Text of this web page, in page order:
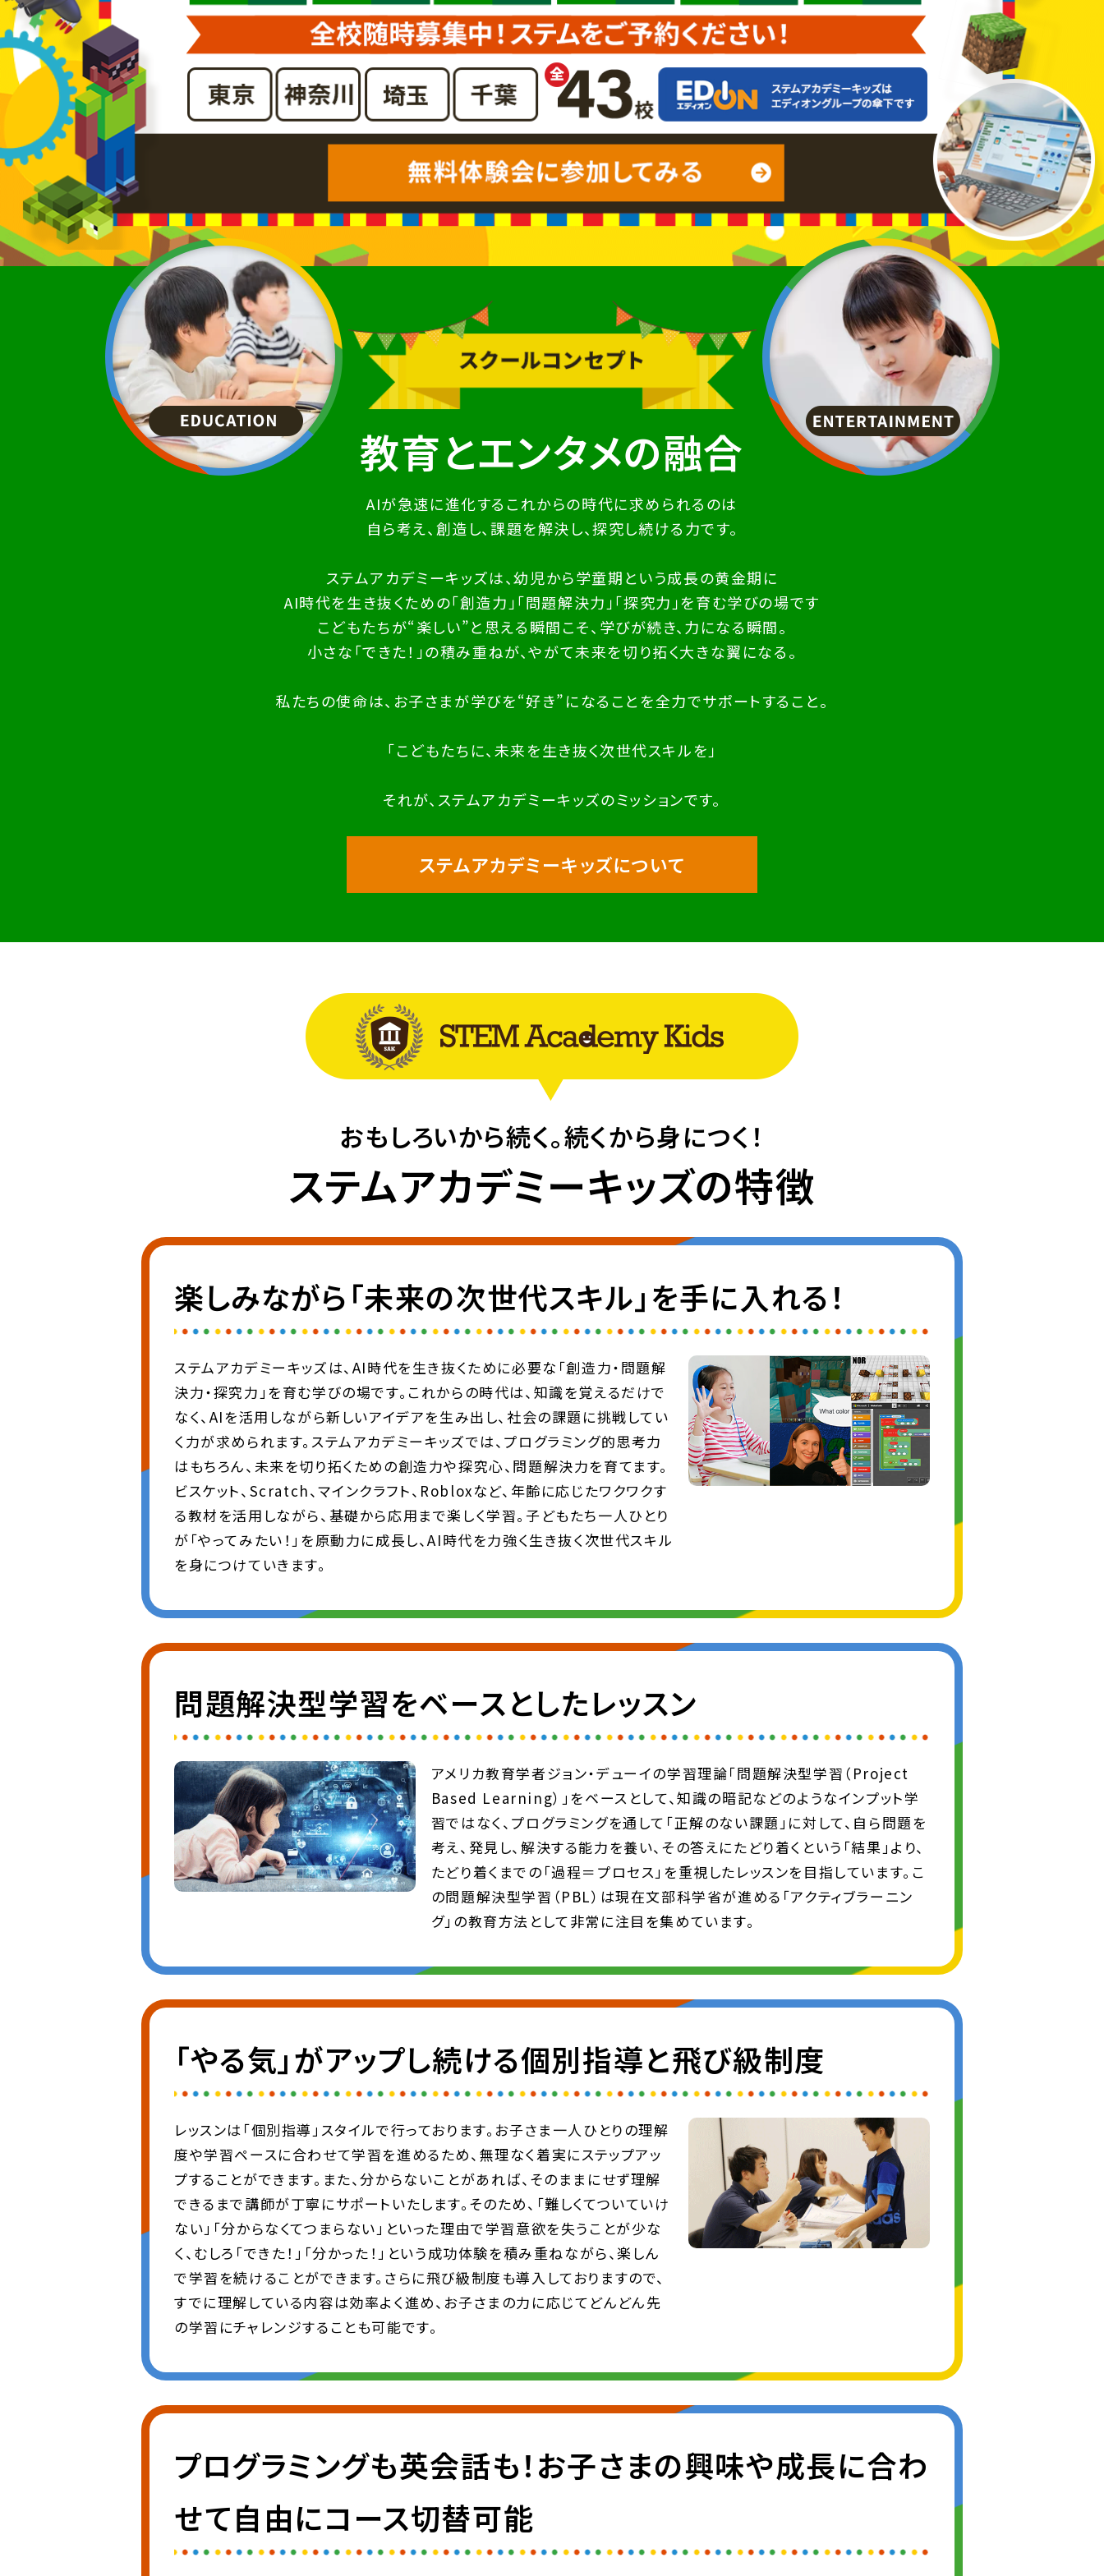
教育とエンタメの融合
AIが急速に進化するこれからの時代に求められるのは
自ら考え、創造し、課題を解決し、探究し続ける力です。
ステムアカデミーキッズは、幼児から学童期という成長の黄金期に
AI時代を生き抜くための「創造力」「問題解決力」「探究力」を育む学びの場です
こどもたちが“楽しい”と思える瞬間こそ、学びが続き、力になる瞬間。
小さな「できた！」の積み重ねが、やがて未来を切り拓く大きな翼になる。
私たちの使命は、お子さまが学びを“好き”になることを全力でサポートすること。
「こどもたちに、未来を生き抜く次世代スキルを」
それが、ステムアカデミーキッズのミッションです。
ステムアカデミーキッズについて
おもしろいから続く。続くから身につく！
ステムアカデミーキッズの特徴
楽しみながら「未来の次世代スキル」を手に入れる！
ステムアカデミーキッズは、AI時代を生き抜くために必要な「創造力・問題解
決力・探究力」を育む学びの場です。これからの時代は、知識を覚えるだけで
なく、AIを活用しながら新しいアイデアを生み出し、社会の課題に挑戦してい
く力が求められます。ステムアカデミーキッズでは、プログラミング的思考力
はもちろん、未来を切り拓くための創造力や探究心、問題解決力を育てます。
ビスケット、Scratch、マインクラフト、Robloxなど、年齢に応じたワクワクす
る教材を活用しながら、基礎から応用まで楽しく学習。子どもたち一人ひとり
が「やってみたい！」を原動力に成長し、AI時代を力強く生き抜く次世代スキル
を身につけていきます。
問題解決型学習をベースとしたレッスン
アメリカ教育学者ジョン・デューイの学習理論「問題解決型学習（Project
Based Learning）」をベースとして、知識の暗記などのようなインプット学
習ではなく、プログラミングを通して「正解のない課題」に対して、自ら問題を
考え、発見し、解決する能力を養い、その答えにたどり着くという「結果」より、
たどり着くまでの「過程＝プロセス」を重視したレッスンを目指しています。こ
の問題解決型学習（PBL）は現在文部科学省が進める「アクティブラーニン
グ」の教育方法として非常に注目を集めています。
「やる気」がアップし続ける個別指導と飛び級制度
レッスンは「個別指導」スタイルで行っております。お子さま一人ひとりの理解
度や学習ペースに合わせて学習を進めるため、無理なく着実にステップアッ
プすることができます。また、分からないことがあれば、そのままにせず理解
できるまで講師が丁寧にサポートいたします。そのため、「難しくてついていけ
ない」「分からなくてつまらない」といった理由で学習意欲を失うことが少な
く、むしろ「できた！」「分かった！」という成功体験を積み重ねながら、楽しん
で学習を続けることができます。さらに飛び級制度も導入しておりますので、
すでに理解している内容は効率よく進め、お子さまの力に応じてどんどん先
の学習にチャレンジすることも可能です。
プログラミングも英会話も！お子さまの興味や成長に合わ
せて自由にコース切替可能